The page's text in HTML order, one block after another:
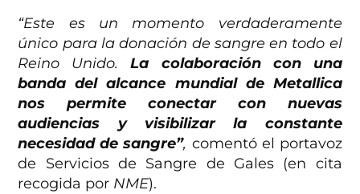
“Este es un momento verdaderamente
único para la donación de sangre en todo el
Reino Unido.La colaboración con una
banda del alcance mundial de Metallica
nos permite conectar con nuevas
audiencias y visibilizar la constante
necesidad de sangre”, comentó el portavoz
de Servicios de Sangre de Gales (en cita
recogida por NME).